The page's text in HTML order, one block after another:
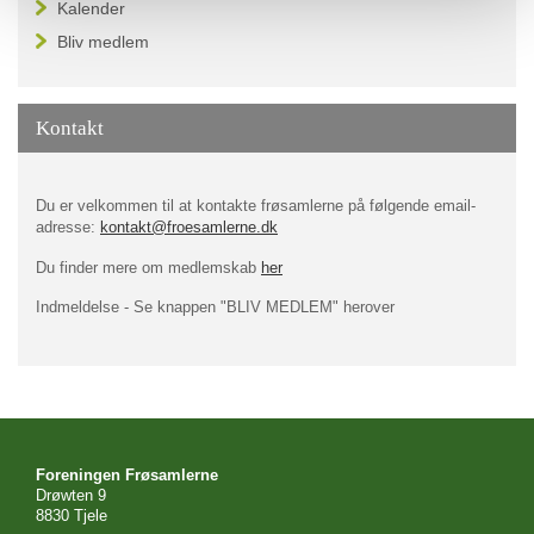
Kalender
Bliv medlem
Kontakt
Du er velkommen til at kontakte frøsamlerne på følgende email-
adresse: kontakt@froesamlerne.dk
Du finder mere om medlemskab her
Indmeldelse - Se knappen "BLIV MEDLEM" herover
Foreningen Frøsamlerne
Drøwten 9
8830 Tjele